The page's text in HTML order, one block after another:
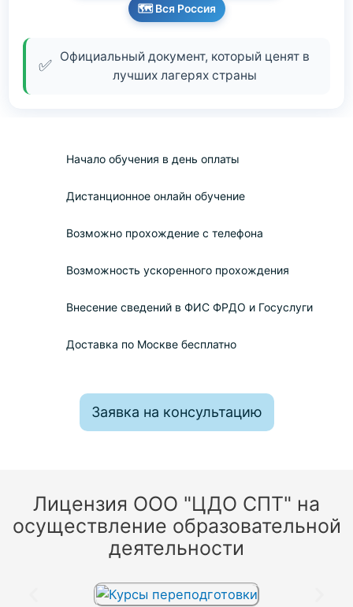
🗺️ Вся Россия
✅ Официальный документ, который ценят в
лучших лагерях страны
Начало обучения в день оплаты
Дистанционное онлайн обучение
Возможно прохождение с телефона
Возможность ускоренного прохождения
Внесение сведений в ФИС ФРДО и Госуслуги
Доставка по Москве бесплатно
Заявка на консультацию
Лицензия ООО "ЦДО СПТ" на
осуществление образовательной
деятельности